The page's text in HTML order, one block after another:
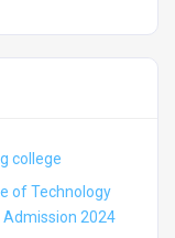
college
of Technology
Admission 2024